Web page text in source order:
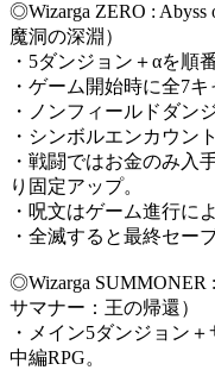
◎Wizarga ZERO : Abyss
魔洞の深淵）
・5ダンジョン＋αを順
・ゲーム開始時に全7
・ノンフィールドダン
・シンボルエンカウン
・戦闘ではお金のみ入
り固定アップ。
・呪文はゲーム進行に
・全滅すると最終セー
◎Wizarga SUMMONER
サマナー：王の帰還）
・メイン5ダンジョン
中編RPG。